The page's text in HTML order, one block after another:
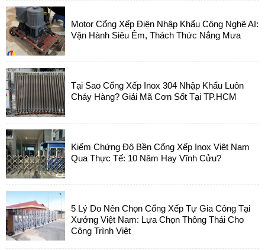
Motor Cổng Xếp Điện Nhập Khẩu Công Nghệ AI:
Vận Hành Siêu Êm, Thách Thức Nắng Mưa
Tại Sao Cổng Xếp Inox 304 Nhập Khẩu Luôn
Cháy Hàng? Giải Mã Cơn Sốt Tại TP.HCM
Kiểm Chứng Độ Bền Cổng Xếp Inox Việt Nam
Qua Thực Tế: 10 Năm Hay Vĩnh Cửu?
5 Lý Do Nên Chọn Cổng Xếp Tự Gia Công Tại
Xưởng Việt Nam: Lựa Chọn Thông Thái Cho
Công Trình Việt